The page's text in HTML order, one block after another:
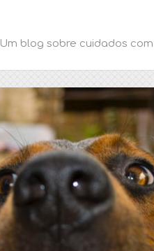
Um blog sobre cuidados